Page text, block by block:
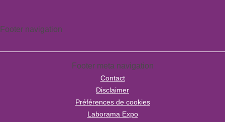
Footer navigation
Footer meta navigation
Contact
Disclaimer
Préférences de cookies
Laborama Expo